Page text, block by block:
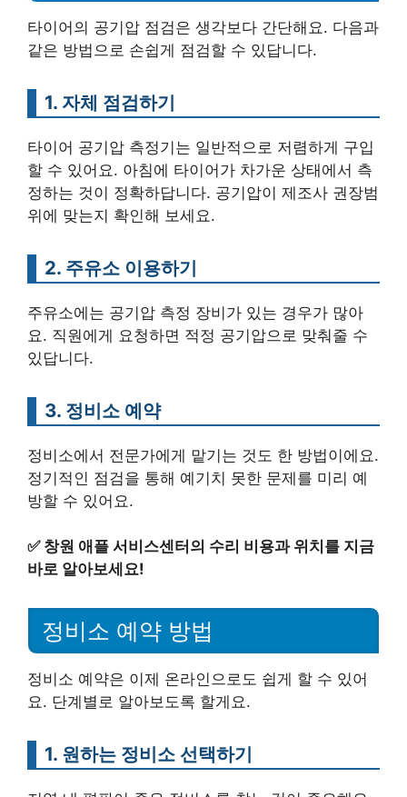
타이어의 공기압 점검은 생각보다 간단해요. 다음과
같은 방법으로 손쉽게 점검할 수 있답니다.
1. 자체 점검하기
타이어 공기압 측정기는 일반적으로 저렴하게 구입
할 수 있어요. 아침에 타이어가 차가운 상태에서 측
정하는 것이 정확하답니다. 공기압이 제조사 권장범
위에 맞는지 확인해 보세요.
2. 주유소 이용하기
주유소에는 공기압 측정 장비가 있는 경우가 많아
요. 직원에게 요청하면 적정 공기압으로 맞춰줄 수
있답니다.
3. 정비소 예약
정비소에서 전문가에게 맡기는 것도 한 방법이에요.
정기적인 점검을 통해 예기치 못한 문제를 미리 예
방할 수 있어요.
✅ 창원 애플 서비스센터의 수리 비용과 위치를 지금
바로 알아보세요!
정비소 예약 방법
정비소 예약은 이제 온라인으로도 쉽게 할 수 있어
요. 단계별로 알아보도록 할게요.
1. 원하는 정비소 선택하기